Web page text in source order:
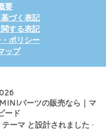
要
づく表記
する表記
ポリシー
ップ
パーツの販売なら｜マ
ード
ーマ と設計されました ·